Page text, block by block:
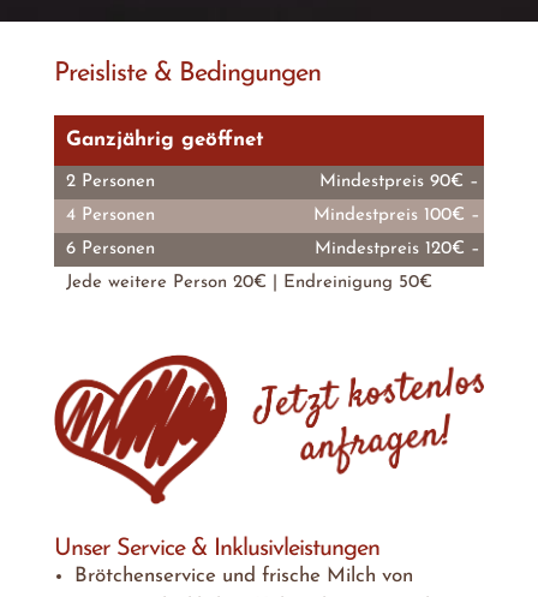
Preisliste & Bedingungen
Ganzjährig geöffnet
2 Personen
Mindestpreis 90€ –
4 Personen
Mindestpreis 100€ –
6 Personen
Mindestpreis 120€ –
Jede weitere Person 20€ | Endreinigung 50€
Unser Service & Inklusivleistungen
Brötchenservice und frische Milch von